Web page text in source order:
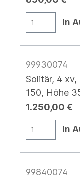
In
99930074
Solitär, 4 xv,
150, Höhe
1.250,00 €
In
99840074